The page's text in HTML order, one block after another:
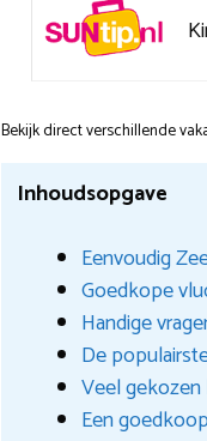
Bekijk direct verschillende
Inhoudsopgave
Eenvoudig
Goedkope
Handige
De
Veel
Een